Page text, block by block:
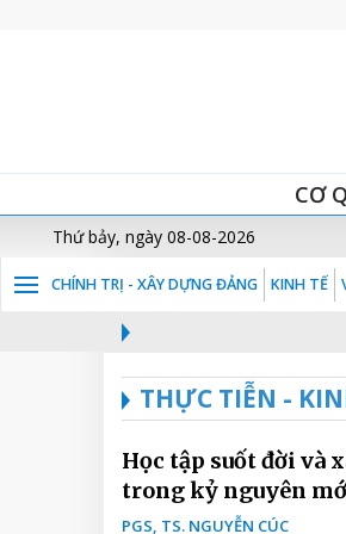
CƠ
Thứ bảy, ngày 08-08-2026
CHÍNH TRỊ - XÂY DỰNG ĐẢNG KINH TẾ
THỰC TIỄN -
Học tập suốt đời và
trong kỷ nguyên
PGS, TS. NGUYỄN CÚC